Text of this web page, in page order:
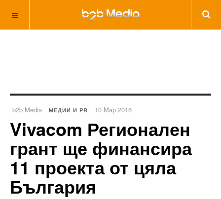
b2b Media МЕДИИ И PR 10 Мар 2016
Vivacom Регионален
грант ще финансира
11 проекта от цяла
България